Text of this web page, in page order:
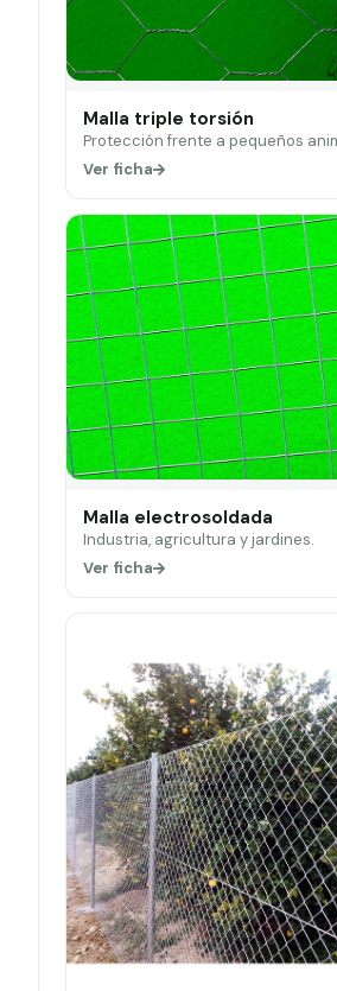
Malla triple torsión
Protección frente a pequeños
Ver ficha
Malla electrosoldada
Industria, agricultura y jardines.
Ver ficha